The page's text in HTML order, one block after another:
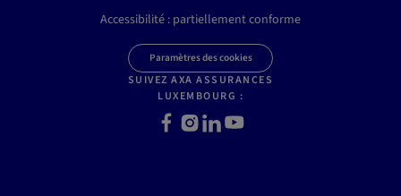
Accessibilité : partiellement conforme
Paramètres des cookies
SUIVEZ AXA ASSURANCES
LUXEMBOURG :
Facebook
Instagram
LinkedInYoutube